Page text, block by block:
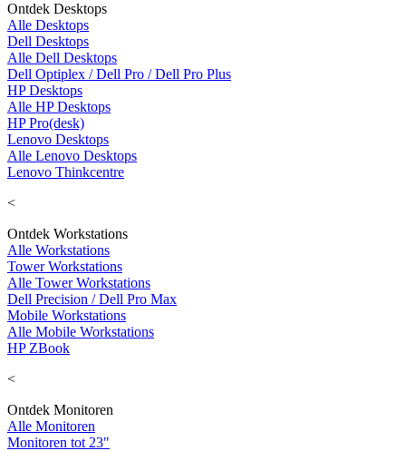
Ontdek Desktops
Alle Desktops
Dell Desktops
Alle Dell Desktops
Dell Optiplex / Dell Pro / Dell Pro Plus
HP Desktops
Alle HP Desktops
HP Pro(desk)
Lenovo Desktops
Alle Lenovo Desktops
Lenovo Thinkcentre
<
Ontdek Workstations
Alle Workstations
Tower Workstations
Alle Tower Workstations
Dell Precision / Dell Pro Max
Mobile Workstations
Alle Mobile Workstations
HP ZBook
<
Ontdek Monitoren
Alle Monitoren
Monitoren tot 23"